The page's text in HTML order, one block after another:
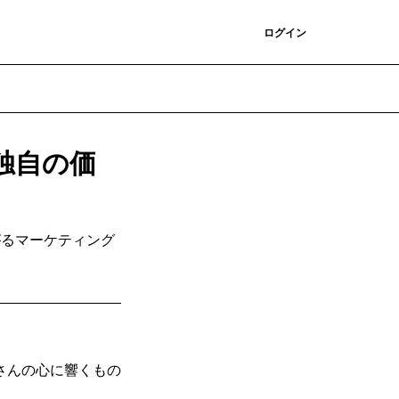
ログイン
自の価
マーケティング
んの心に響くもの